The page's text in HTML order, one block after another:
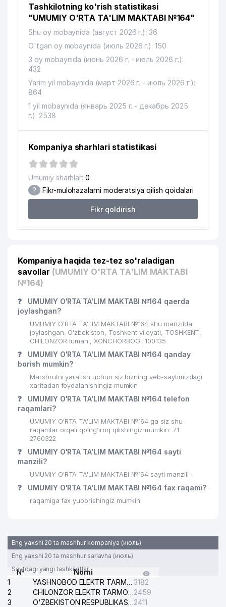
TADBIRKOR
13
TOSHKENT OPTIKAL XUSUSIY
14
TARTIBDAGI TADBIRKOR
235 м
15 STOMA LIGHT MChJ 238 м
KORXONASI
GAZARYAN E.S. YAKKA TARTIBDAGI
TADBIRKOR
18
GUNAVSHA-KOMMUNALCHI UY-JOY
MULK SHIRKATI
249 м
GARANT-INVEST MIKROKREDIT
21
OLESYA-KOMMUNALCHI UY-JOY
MULK SHIRKATI
23 ASANTI INTERNATIONAL MChJ
24 DOLCE FREDDO MChJ 296 м
25
MULK SHIRKATI
299 м
NIKA KOMMUNAL UY-JOY MULK
SHIRKATI
27
DAVR BANK XUSUSIY AKSIYADORLIK
28 TARONA-MUSIC MChJ
29 MUSIC BRAND SHOP 341 м
30 LOOOK MChJ 351 м
CHILONZOR TUMANI 1-chi
NOTARIAL IDORASI
PROFI TRAINING NODAVLAT TA'LIM
MUASSASASI
Tashkilotning ko'rish statistikasi
"UMUMIY O'RTA TA'LIM MAKTABI №164"
Shu oy mobaynida (август 2026 г.): 36
O'tgan oy mobaynida (июль 2026 г.): 150
3 oy mobaynida (июнь 2026 г. - июль 2026 г.):
432
Yarim yil mobaynida (март 2026 г. - июль 2026 г.):
864
1 yil mobaynida (январь 2025 г. - декабрь 2025
г.): 2538
Kompaniya sharhlari statistikasi
Umumiy sharhlar: 0
? Fikr-mulohazalarni moderatsiya qilish qoidalari
Fikr qoldirish
Kompaniya haqida tez-tez so'raladigan
savollar (UMUMIY O'RTA TA'LIM MAKTABI
№164)
❓
UMUMIY O'RTA TA'LIM MAKTABI №164 qaerda
joylashgan?
UMUMIY O'RTA TA'LIM MAKTABI №164 shu manzilda
joylashgan: O'zbekiston, Toshkent viloyati, TOSHKENT,
CHILONZOR tumani, XONCHORBOG', 100135.
❓
UMUMIY O'RTA TA'LIM MAKTABI №164 qanday
borish mumkin?
Marshrutni yaratish uchun siz bizning veb-saytimizdagi
xaritadan foydalanishingiz mumkin
❓
UMUMIY O'RTA TA'LIM MAKTABI №164 telefon
raqamlari?
UMUMIY O'RTA TA'LIM MAKTABI №164 ga siz shu
raqamlar orqali qo’ng’iroq qilishingiz mumkin: 71
2760322
❓
UMUMIY O'RTA TA'LIM MAKTABI №164 sayti
manzili?
UMUMIY O'RTA TA'LIM MAKTABI №164 sayti manzili -
❓ UMUMIY O'RTA TA'LIM MAKTABI №164 fax raqami?
raqamiga fax yuborishingiz mumkin.
Eng yaxshi 20 ta mashhur kompaniya (июль)
Eng yaxshi 20 ta mashhur sarlavha (июль)
Saytdagi yangi tashkilotlar
№
Nomi
1
YASHNOBOD ELEKTR TARMOG'I NOSOZLIKLARI XIZMATI 3182
2
CHILONZOR ELEKTR TARMOG'I NOSOZLIK XIZMATI2459
3
O'ZBEKISTON RESPUBLIKASI BOSH PROKURATURASI ISHONCH TELEFONI2411